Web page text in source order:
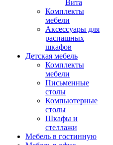
Вита
Комплекты
мебели
Аксессуары для
распашных
шкафов
Детская мебель
Комплекты
мебели
Письменные
столы
Компьютерные
столы
Шкафы и
стеллажи
Мебель в гостинную